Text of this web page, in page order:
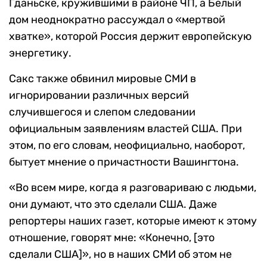
Гданьске, кружившими в районе ЧП, а Белый
дом неоднократно рассуждал о «мертвой
хватке», которой Россия держит европейскую
энергетику.
Сакс также обвинил мировые СМИ в
игнорировании различных версий
случившегося и слепом следовании
официальным заявлениям властей США. При
этом, по его словам, неофициально, наоборот,
бытует мнение о причастности Вашингтона.
«Во всем мире, когда я разговариваю с людьми,
они думают, что это сделали США. Даже
репортеры наших газет, которые имеют к этому
отношение, говорят мне: «Конечно, [это
сделали США]», но в наших СМИ об этом не